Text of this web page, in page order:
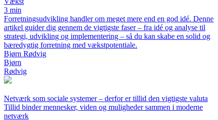
3 min
Forretningsudvikling handler om meget mere end en god idé. Denne
artikel guider dig gennem de vigtigste faser – fra idé og analyse til
strategi, udvikling og implementering – så du kan skabe en solid og
bæredygtig forretning med vækstpotentiale.
Bjørn Rødvig
Bjørn
Rødvig
Netværk som sociale systemer – derfor er tillid den vigtigste valuta
Tillid binder mennesker, viden og muligheder sammen i moderne
netværk